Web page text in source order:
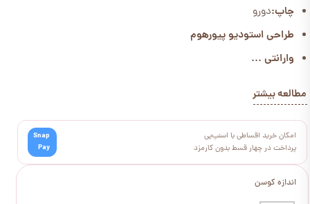
اندازه کوسن
چاپ:دورو
طراحی استودیو پیورهوم
وارانتی ...
مطالعه بیشتر
امکان خرید اقساطی با اسنپ‌پی
پرداخت در چهار قسط بدون کارمزد
Snap
Pay